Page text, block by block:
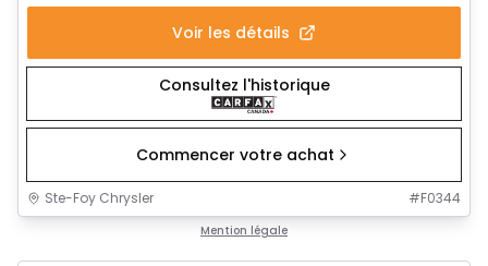
Voir les détails
Consultez l'historique
Commencer votre achat
Ste-Foy Chrysler #F0344
Mention légale